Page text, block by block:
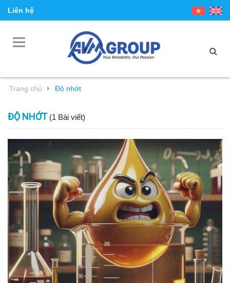
Liên hệ
Trang chủ Độ nhớt
ĐỘ NHỚT (1 Bài viết)